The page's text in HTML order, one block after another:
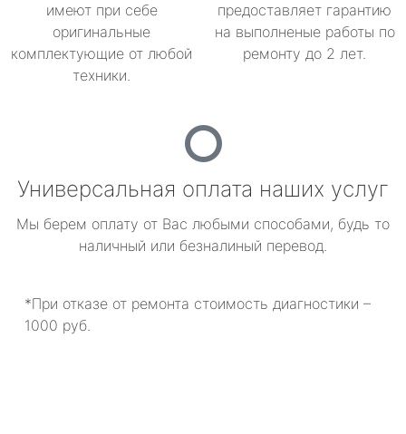
имеют при себе
оригинальные
комплектующие от любой
техники.
предоставляет гарантию
на выполненые работы по
ремонту до 2 лет.
Универсальная оплата наших услуг
Мы берем оплату от Вас любыми способами, будь то
наличный или безналиный перевод.
*При отказе от ремонта стоимость диагностики –
1000 руб.